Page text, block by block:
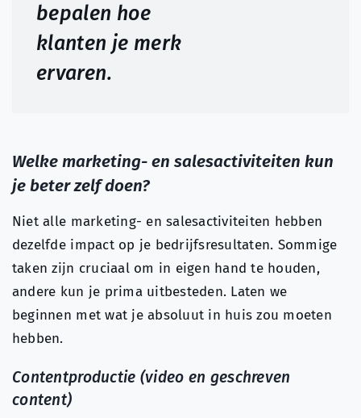
bepalen hoe
klanten je merk
ervaren.
Welke marketing- en salesactiviteiten kun
je beter zelf doen?
Niet alle marketing- en salesactiviteiten hebben
dezelfde impact op je bedrijfsresultaten. Sommige
taken zijn cruciaal om in eigen hand te houden,
andere kun je prima uitbesteden. Laten we
beginnen met wat je absoluut in huis zou moeten
hebben.
Contentproductie (video en geschreven
content)